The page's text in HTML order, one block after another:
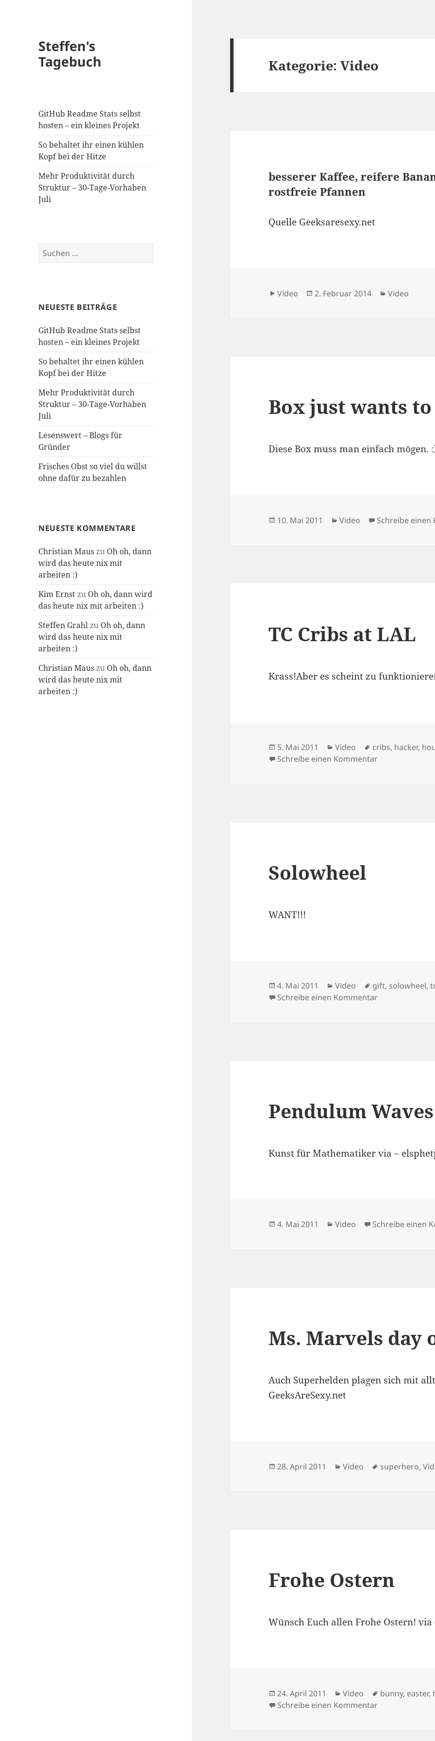
Steffen's
Tagebuch
GitHub Readme Stats selbst
hosten – ein kleines Projekt
So behaltet ihr einen kühlen
Kopf bei der Hitze
Mehr Produktivität durch
Struktur – 30-Tage-Vorhaben
Juli
Suchen
nach:
NEUESTE BEITRÄGE
GitHub Readme Stats selbst
hosten – ein kleines Projekt
So behaltet ihr einen kühlen
Kopf bei der Hitze
Mehr Produktivität durch
Struktur – 30-Tage-Vorhaben
Juli
Lesenswert – Blogs für
Gründer
Frisches Obst so viel du willst
ohne dafür zu bezahlen
NEUESTE KOMMENTARE
Christian Mauszu Oh oh, dann
wird das heute nix mit
arbeiten :)
Kim Ernstzu Oh oh, dann wird
das heute nix mit arbeiten :)
Steffen Grahlzu Oh oh, dann
wird das heute nix mit
arbeiten :)
Christian Mauszu Oh oh, dann
wird das heute nix mit
arbeiten :)
Kategorie:Video
besserer Kaffee, reifere
rostfreie Pfannen
Quelle Geeksaresexy.net
Format
Video
Veröffentlicht
2. Februar 2014 Kategorien
Video
Box just wants
Diese Box muss man einfach mögen.
Veröffentlicht
10. Mai 2011 Kategorien
Video Schreibe
TC Cribs at LAL
Krass!Aber es scheint zu
Veröffentlicht
am
5. Mai 2011 Kategorien
Video Schlagwörter
cribs, hacker,
Schreibe einen Kommentarzu TC Cribs at
Solowheel
WANT!!!
Veröffentlicht
am
4. Mai 2011 Kategorien
Video Schlagwörter
gift, solowheel,
Schreibe einen Kommentarzu Solowheel
Pendulum Waves
Kunst für Mathematiker via –
Veröffentlicht
4. Mai 2011 Kategorien
Video Schreibe einen
Ms. Marvels day
Auch Superhelden plagen sich mit
GeeksAreSexy.net
Veröffentlicht
28. April 2011 Kategorien
Video Schlagwörter
superhero,
Frohe Ostern
Wünsch Euch allen Frohe Ostern!
Veröffentlicht
am
24. April 2011 Kategorien
Video Schlagwörter
bunny, easter,
Schreibe einen Kommentarzu Frohe Ostern